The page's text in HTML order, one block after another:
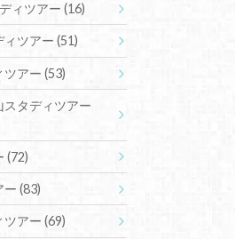
ィツアー(16)
ィツアー(51)
ツアー(53)
タディツアー
(72)
ー(83)
ツアー(69)